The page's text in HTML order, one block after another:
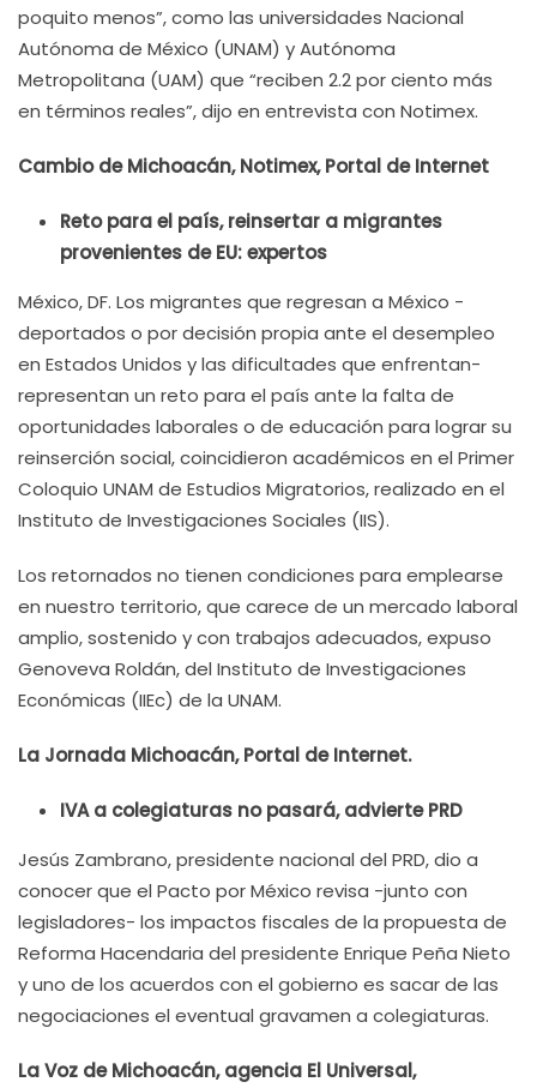
poquito menos”, como las universidades Nacional
Autónoma de México (UNAM) y Autónoma
Metropolitana (UAM) que “reciben 2.2 por ciento más
en términos reales”, dijo en entrevista con Notimex.
Cambio de Michoacán, Notimex, Portal de Internet
Reto para el país, reinsertar a migrantes
provenientes de EU: expertos
México, DF. Los migrantes que regresan a México -
deportados o por decisión propia ante el desempleo
en Estados Unidos y las dificultades que enfrentan-
representan un reto para el país ante la falta de
oportunidades laborales o de educación para lograr su
reinserción social, coincidieron académicos en el Primer
Coloquio UNAM de Estudios Migratorios, realizado en el
Instituto de Investigaciones Sociales (IIS).
Los retornados no tienen condiciones para emplearse
en nuestro territorio, que carece de un mercado laboral
amplio, sostenido y con trabajos adecuados, expuso
Genoveva Roldán, del Instituto de Investigaciones
Económicas (IIEc) de la UNAM.
La Jornada Michoacán, Portal de Internet.
IVA a colegiaturas no pasará, advierte PRD
Jesús Zambrano, presidente nacional del PRD, dio a
conocer que el Pacto por México revisa -junto con
legisladores- los impactos fiscales de la propuesta de
Reforma Hacendaria del presidente Enrique Peña Nieto
y uno de los acuerdos con el gobierno es sacar de las
negociaciones el eventual gravamen a colegiaturas.
La Voz de Michoacán, agencia El Universal,